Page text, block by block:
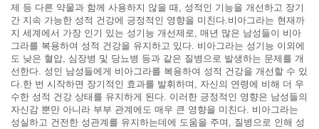
제 등 다른 약물과 함께 사용하지 않을 때, 성적인 기능을 개선하고 장기
간 지속 가능한 성적 건강에 긍정적인 영향을 미친다.비아그라는 현재까
지 세계에서 가장 인기 있는 성기능 개선제로, 매년 많은 남성들이 비아
그라를 복용하여 성적 건강을 유지하고 있다. 비아그라는 성기능 이외에
도 낮은 혈압, 심장병 및 당뇨병 등과 같은 질병으로 발생하는 문제를 개
선한다. 성인 남성들에게 비아그라를 복용하여 성적 건강을 개선할 수 있
다.한 번 시작하면 장기적인 효과를 발휘하며, 자신의 연령에 비해 더 우
수한 성적 건강 상태를 유지하게 된다. 이러한 긍정적인 영향은 남성들의
자신감 뿐만 아니라 부부 관계에도 매우 큰 영향을 미친다. 비아그라는
성실하고 건전한 성관계를 유지하는데에 도움을 주며, 질병으로 인해 성